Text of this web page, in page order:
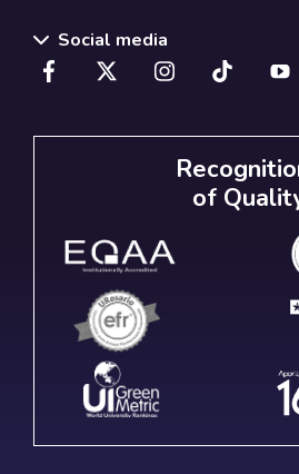
Social media
of